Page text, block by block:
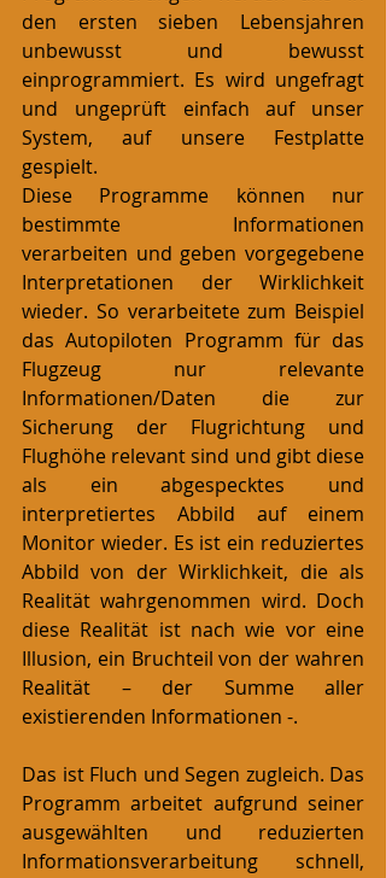
den ersten sieben Lebensjahren
unbewusst und bewusst
einprogrammiert. Es wird ungefragt
und ungeprüft einfach auf unser
System, auf unsere Festplatte
gespielt.
Diese Programme können nur
bestimmte Informationen
verarbeiten und geben vorgegebene
Interpretationen der Wirklichkeit
wieder. So verarbeitete zum Beispiel
das Autopiloten Programm für das
Flugzeug nur relevante
Informationen/Daten die zur
Sicherung der Flugrichtung und
Flughöhe relevant sind und gibt diese
als ein abgespecktes und
interpretiertes Abbild auf einem
Monitor wieder. Es ist ein reduziertes
Abbild von der Wirklichkeit, die als
Realität wahrgenommen wird. Doch
diese Realität ist nach wie vor eine
Illusion, ein Bruchteil von der wahren
Realität – der Summe aller
existierenden Informationen -.
Das ist Fluch und Segen zugleich. Das
Programm arbeitet aufgrund seiner
ausgewählten und reduzierten
Informationsverarbeitung schnell,